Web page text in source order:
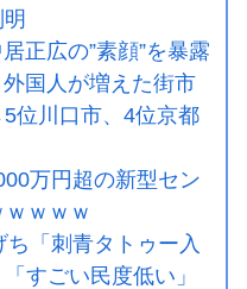
正広の”素顔”を暴露
国人が増えた街市
位川口市、4位京都
万円超の新型セン
ｗｗｗ
「刺青タトゥー入
すごい民度低い」